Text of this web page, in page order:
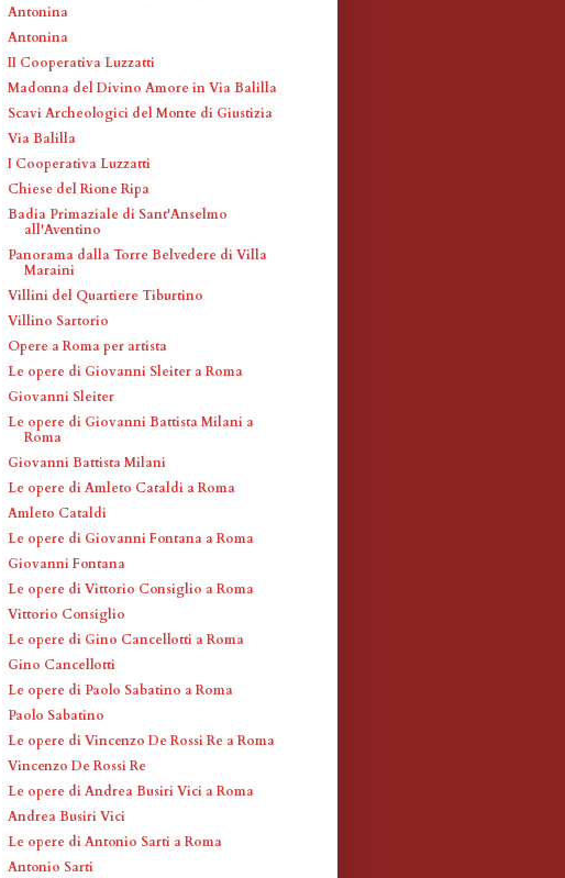
Antonina
Antonina
II Cooperativa Luzzatti
Madonna del Divino Amore in Via Balilla
Scavi Archeologici del Monte di Giustizia
Via Balilla
I Cooperativa Luzzatti
Chiese del Rione Ripa
Badia Primaziale di Sant'Anselmo
all'Aventino
Panorama dalla Torre Belvedere di Villa
Maraini
Villini del Quartiere Tiburtino
Villino Sartorio
Opere a Roma per artista
Le opere di Giovanni Sleiter a Roma
Giovanni Sleiter
Le opere di Giovanni Battista Milani a
Roma
Giovanni Battista Milani
Le opere di Amleto Cataldi a Roma
Amleto Cataldi
Le opere di Giovanni Fontana a Roma
Giovanni Fontana
Le opere di Vittorio Consiglio a Roma
Vittorio Consiglio
Le opere di Gino Cancellotti a Roma
Gino Cancellotti
Le opere di Paolo Sabatino a Roma
Paolo Sabatino
Le opere di Vincenzo De Rossi Re a Roma
Vincenzo De Rossi Re
Le opere di Andrea Busiri Vici a Roma
Andrea Busiri Vici
Le opere di Antonio Sarti a Roma
Antonio Sarti